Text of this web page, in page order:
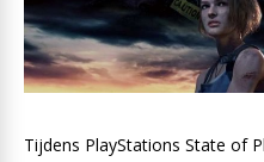
Tijdens PlayStations State of